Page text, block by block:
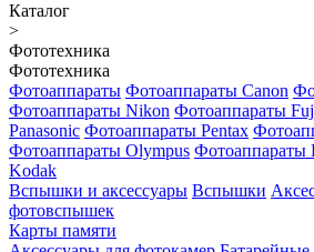
Каталог
>
Фототехника
Фототехника
Фотоаппараты Фотоаппараты Canon
Фотоаппараты Nikon Фотоаппараты
Panasonic Фотоаппараты Pentax
Фотоаппараты Olympus Фотоаппараты
Kodak
Вспышки и аксессуары Вспышки
фотовспышек
Карты памяти